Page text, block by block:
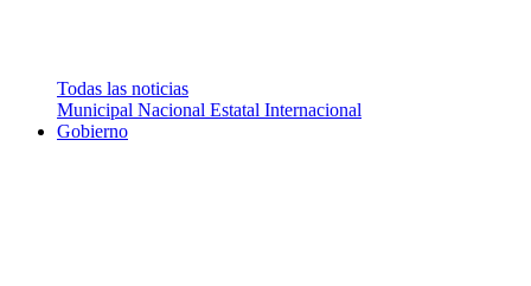
Todas las noticias
Municipal Nacional Estatal Internacional
Gobierno